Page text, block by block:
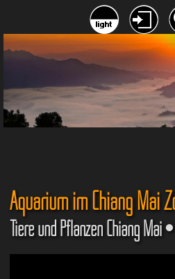
Aquarium im Chiang Mai
Tiere und Pflanzen Chiang Mai